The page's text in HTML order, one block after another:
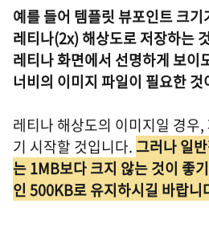
예를 들어 템플릿 뷰포인트 크
레티나(2x) 해상도로 저장하는
레티나 화면에서 선명하게 보이
너비의 이미지 파일이 필요한 것
레티나 해상도의 이미지일 경우
기 시작할 것입니다. 그러나 일
는 1MB보다 크지 않는 것이 좋
인 500KB로 유지하시길 바랍니